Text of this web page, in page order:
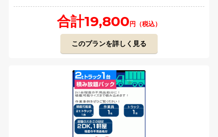
合計19,800 円（税込）
このプランを詳しく見る